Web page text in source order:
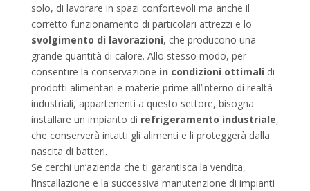
solo, di lavorare in spazi confortevoli ma anche il
corretto funzionamento di particolari attrezzi e lo
svolgimento di lavorazioni, che producono una
grande quantità di calore. Allo stesso modo, per
consentire la conservazione in condizioni ottimali di
prodotti alimentari e materie prime all’interno di realtà
industriali, appartenenti a questo settore, bisogna
installare un impianto di refrigeramento industriale,
che conserverà intatti gli alimenti e li proteggerà dalla
nascita di batteri.
Se cerchi un’azienda che ti garantisca la vendita,
l’installazione e la successiva manutenzione di impianti